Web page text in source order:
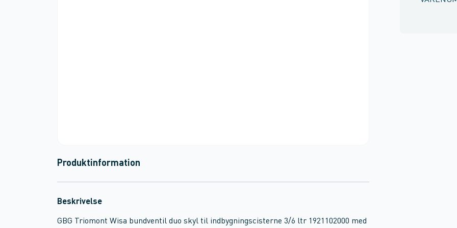
Produktinformation
Beskrivelse
GBG Triomont Wisa bundventil duo skyl til indbygningscisterne 3/6 ltr 1921102000 med